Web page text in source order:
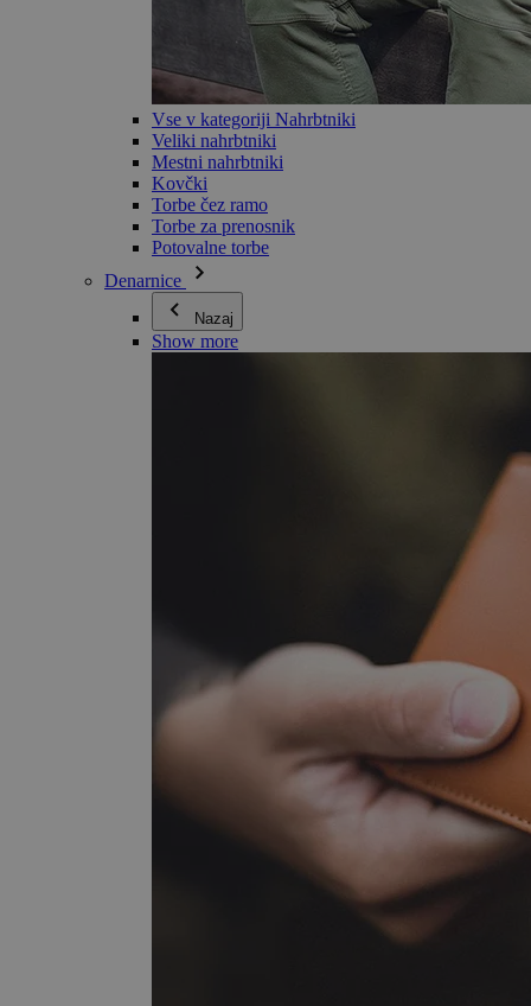
Vse v kategoriji Nahrbtniki
Veliki nahrbtniki
Mestni nahrbtniki
Kovčki
Torbe čez ramo
Torbe za prenosnik
Potovalne torbe
Denarnice
Nazaj
Show more